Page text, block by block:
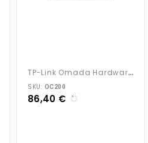
T
P-Link Omada Hardware...
SKU: OC200
86,40 €